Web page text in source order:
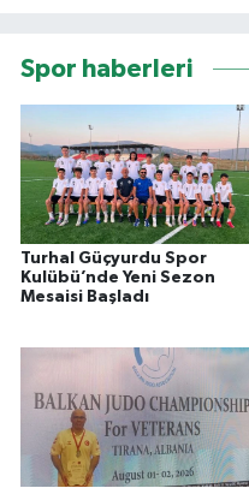
Spor haberleri
Turhal Güçyurdu Spor
Kulübü’nde Yeni Sezon
Mesaisi Başladı